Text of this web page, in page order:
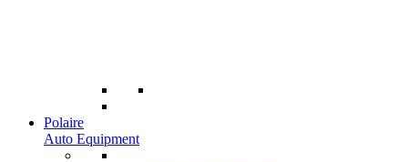
Polaire
Auto Equipment